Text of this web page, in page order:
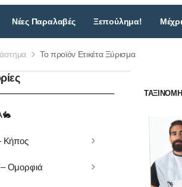
Νέες Παραλαβές Ξεπούλημα!
Το προϊόν Ετικέτα Ξύρισμα
Κήπος
Ομορφιά